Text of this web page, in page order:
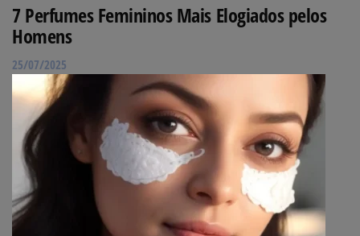
7 Perfumes Femininos Mais Elogiados pelos
Homens
25/07/2025